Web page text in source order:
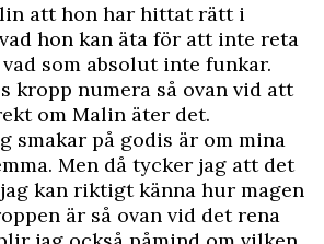
att hon har hittat rätt i
hon kan äta för att inte reta
som absolut inte funkar.
kropp numera så ovan vid att
om Malin äter det.
smakar på godis är om mina
Men då tycker jag att det
kan riktigt känna hur magen
är så ovan vid det rena